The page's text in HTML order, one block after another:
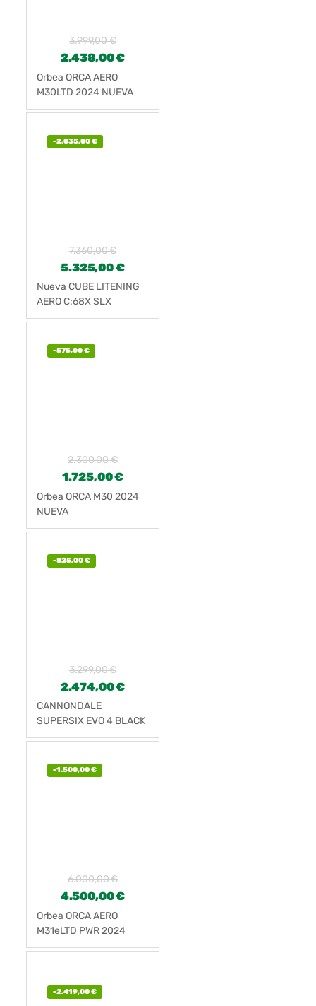
3.999,00€
2.438,00€
Orbea ORCA AERO
M30LTD 2024 NUEVA
-2.035,00€
7.360,00€
5.325,00€
Nueva CUBE LITENING
AERO C:68X SLX
-575,00€
2.300,00€
1.725,00€
Orbea ORCA M30 2024
NUEVA
-825,00€
3.299,00€
2.474,00€
CANNONDALE
SUPERSIX EVO 4 BLACK
(2024)
-1.500,00€
6.000,00€
4.500,00€
Orbea ORCA AERO
M31eLTD PWR 2024
Nueva
-2.419,00€